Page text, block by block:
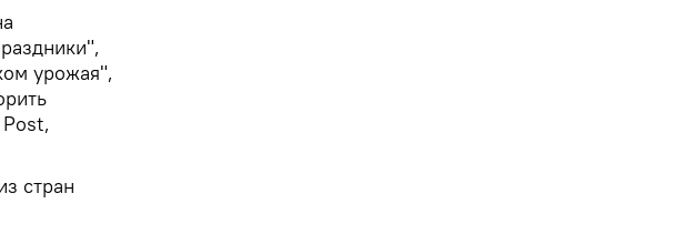
урожая",
стран